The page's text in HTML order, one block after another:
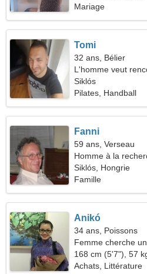
Mariage
Tomi
32 ans, Bélier
L'homme veut
Siklós
Pilates, Handball
Fanni
59 ans, Verseau
Homme à la
Siklós, Hongrie
Famille
Anikó
34 ans, Poissons
Femme cherche
168 cm (5'7"), 57
Achats, Littérature